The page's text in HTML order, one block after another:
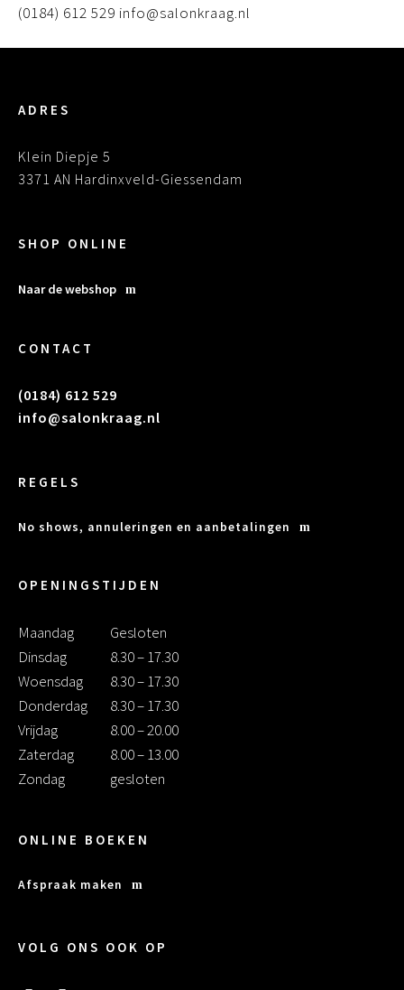
(0184) 612 529 info@salonkraag.nl
ADRES
Klein Diepje 5
3371 AN Hardinxveld-Giessendam
SHOP ONLINE
Naar de webshop
CONTACT
(0184) 612 529
info@salonkraag.nl
REGELS
No shows, annuleringen en aanbetalingen
OPENINGSTIJDEN
Maandag
Gesloten
Dinsdag
8.30 – 17.30
Woensdag
8.30 – 17.30
Donderdag
8.30 – 17.30
Vrijdag
8.00 – 20.00
Zaterdag
8.00 – 13.00
Zondag
gesloten
ONLINE BOEKEN
Afspraak maken
VOLG ONS OOK OP